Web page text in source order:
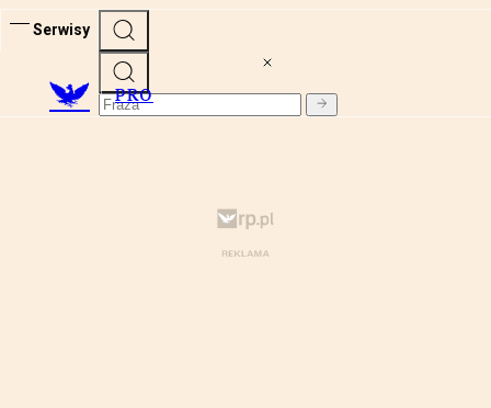
Serwisy
PRO